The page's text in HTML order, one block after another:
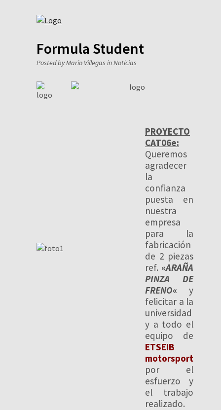
Formula Student
Posted by Mario Villegas inNoticias
PROYECTO
CAT06e:
Queremos
agradecer
la
confianza
puesta en
nuestra
empresa
para la
fabricación
de 2 piezas
ref. «ARAÑA
PINZA DE
FRENO« y
felicitar a la
universidad
y a todo el
equipo de
ETSEIB
motorsport
por el
esfuerzo y
el trabajo
realizado.